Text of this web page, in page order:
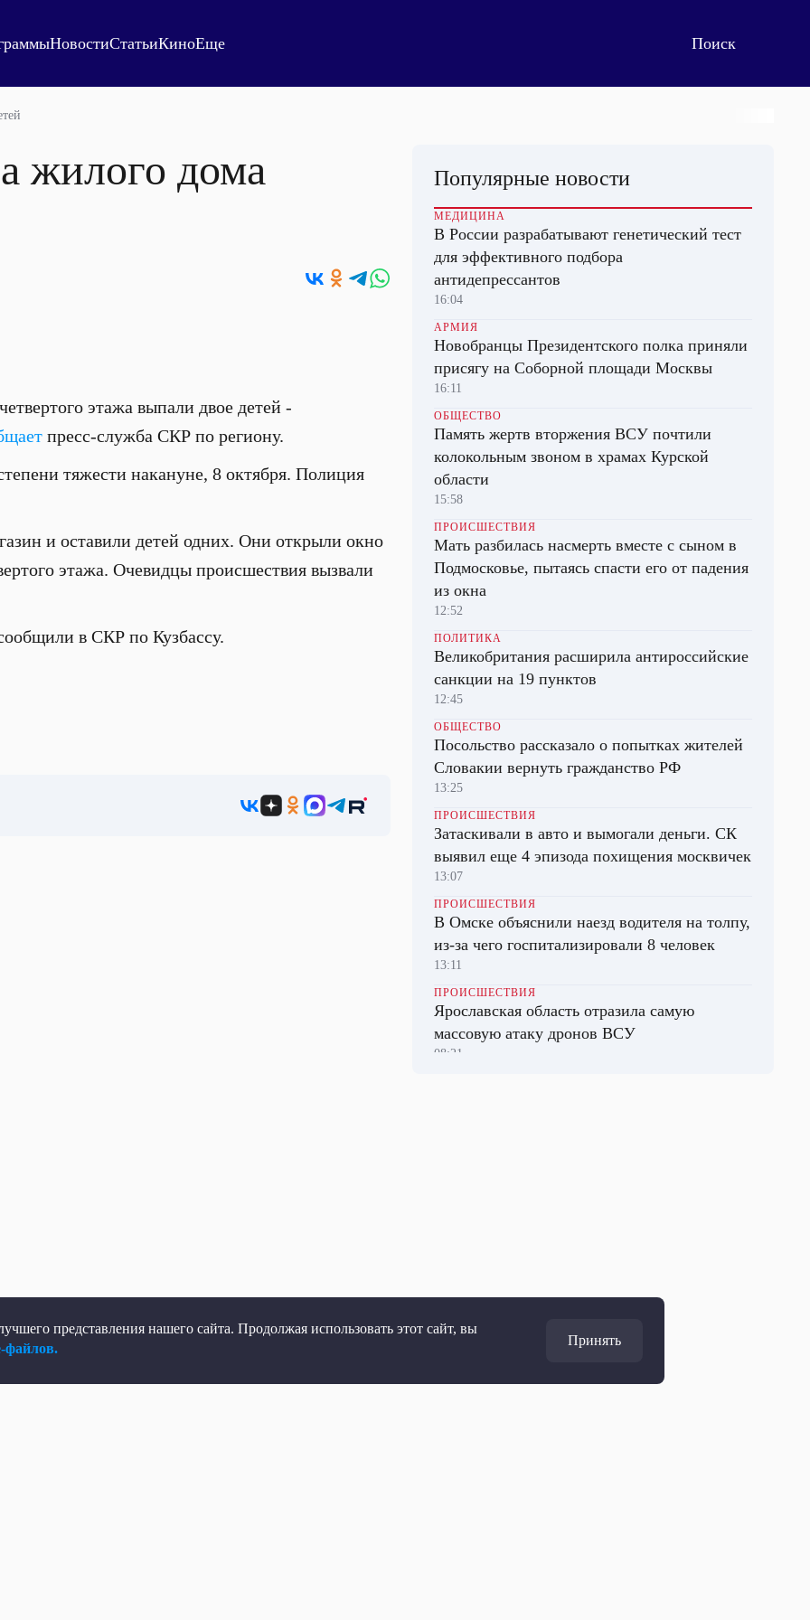
представления нашего сайта. Продолжая использовать этот сайт, вы
файлов.
Принять
НовостиСтатьиКиноЕще
жилого дома
этажа выпали двое детей -
пресс-служба СКР по региону.
тяжести накануне, 8 октября. Полиция
и оставили детей одних. Они открыли окно
этажа. Очевидцы происшествия вызвали
в СКР по Кузбассу.
Популярные новости
МЕДИЦИНА
В России разрабатывают генетический тест
для эффективного подбора
антидепрессантов
16:04
АРМИЯ
Новобранцы Президентского полка приняли
присягу на Соборной площади Москвы
16:11
ОБЩЕСТВО
Память жертв вторжения ВСУ почтили
колокольным звоном в храмах Курской
области
15:58
ПРОИСШЕСТВИЯ
Мать разбилась насмерть вместе с сыном в
Подмосковье, пытаясь спасти его от падения
из окна
12:52
ПОЛИТИКА
Великобритания расширила антироссийские
санкции на 19 пунктов
12:45
ОБЩЕСТВО
Посольство рассказало о попытках жителей
Словакии вернуть гражданство РФ
13:25
ПРОИСШЕСТВИЯ
Затаскивали в авто и вымогали деньги. СК
выявил еще 4 эпизода похищения москвичек
13:07
ПРОИСШЕСТВИЯ
В Омске объяснили наезд водителя на толпу,
из-за чего госпитализировали 8 человек
13:11
ПРОИСШЕСТВИЯ
Ярославская область отразила самую
массовую атаку дронов ВСУ
08:21